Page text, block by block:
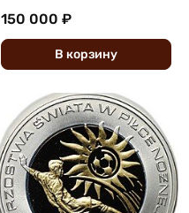
150 000 ₽
В корзину